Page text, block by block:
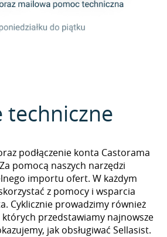
techniczne
podłączenie konta Castorama
pomocą naszych narzędzi
importu ofert. W każdym
z pomocy i wsparcia
Cyklicznie prowadzimy również
przedstawiamy najnowsze
jak obsługiwać Sellasist.